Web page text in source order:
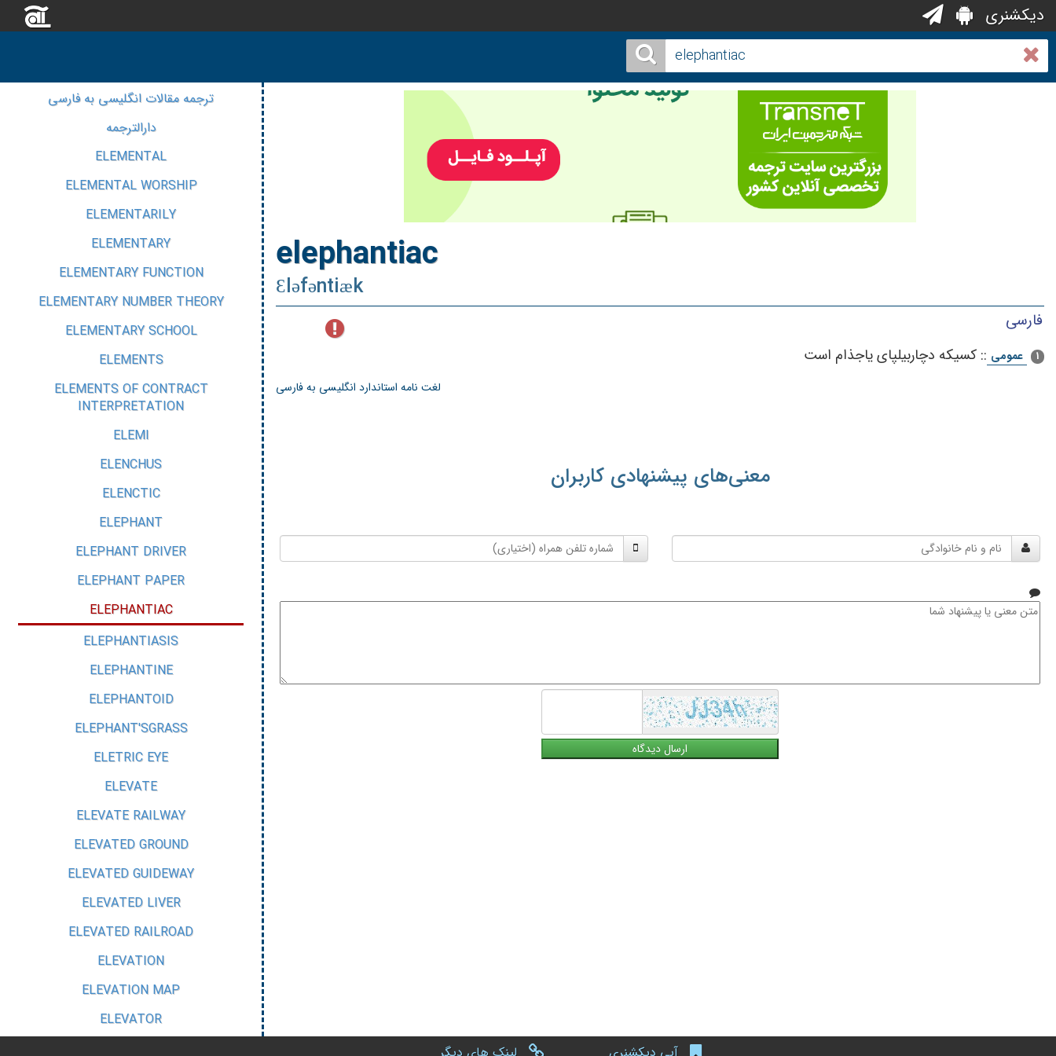
دیکشنری
elephantiac
Ɛləfəntiæk
فارسی
1 عمومی :: كسیكه‌ دچاربیلپای‌ یاجذام‌ است‌
لغت نامه استاندارد انگلیسی به فارسی
معنی‌های پیشنهادی کاربران
و
شماره
تلفن
متن
ترجمه مقالات انگلیسی به فارسی
دارالترجمه
ELEMENTAL
ELEMENTAL WORSHIP
ELEMENTARILY
ELEMENTARY
ELEMENTARY FUNCTION
ELEMENTARY NUMBER THEORY
ELEMENTARY SCHOOL
ELEMENTS
ELEMENTS OF CONTRACT
INTERPRETATION
ELEMI
ELENCHUS
ELENCTIC
ELEPHANT
ELEPHANT DRIVER
ELEPHANT PAPER
ELEPHANTIAC
ELEPHANTIASIS
ELEPHANTINE
ELEPHANTOID
ELEPHANT'SGRASS
ELETRIC EYE
ELEVATE
ELEVATE RAILWAY
ELEVATED GROUND
ELEVATED GUIDEWAY
ELEVATED LIVER
ELEVATED RAILROAD
ELEVATION
ELEVATION MAP
ELEVATOR